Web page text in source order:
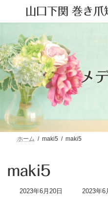
テ
へ
ス
キ
ッ
プ
ゲ
ョ
ン
に
移
動
山口下関 巻き爪
メ
ホーム maki5 maki5
maki5
2023年6月20日
最
2023年6